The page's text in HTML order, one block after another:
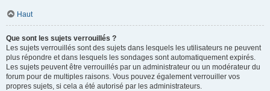
Haut
Que sont les sujets verrouillés ?
Les sujets verrouillés sont des sujets dans lesquels les utilisateurs ne peuvent
plus répondre et dans lesquels les sondages sont automatiquement expirés.
Les sujets peuvent être verrouillés par un administrateur ou un modérateur du
forum pour de multiples raisons. Vous pouvez également verrouiller vos
propres sujets, si cela a été autorisé par les administrateurs.